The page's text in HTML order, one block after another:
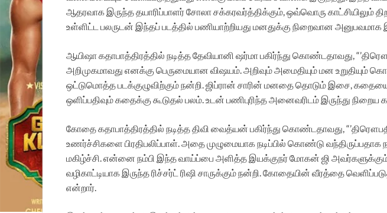
ஆதரவாக இருந்த தயாரிப்பாளர் சோலா சக்கரவர்த்திக்கும், ஒவ்வொரு காட்சியிலும்
உள்ளிட்ட பலருடன் இந்தப் படத்தில் பணியாற்றியது மனதுக்கு நிறைவான அனுபவமாக
ஆயிஷா கதாபாத்திரத்தில் நடித்த தேவியானி ஷர்மா பகிர்ந்து கொண்டதாவது,
அறிமுகமாவது எனக்கு பெருமையான விஷயம். அறிவும் அமைதியும் மன உறுதியும்
ஒட்டுமொத்த படக்குழுவிற்கும் நன்றி. ஜிப்ரான் சாரின் மனதை தொடும் இசை, கதையை
ஒளிப்பதிவும் கதைக்கு கூடுதல் பலம். உடன் பணிபுரிந்த அனைவரிடம் இருந்து
கோதை கதாபாத்திரத்தில் நடித்த திவி வைத்யன் பகிர்ந்து கொண்டதாவது,
உணர்ச்சிகளை பிரதிபலிப்பாள். அதை முழுமையாக நடிப்பில் கொண்டு
மகிழ்ச்சி. என்னை நம்பி இந்த வாய்ப்பை அளித்த இயக்குநர் மோகன் ஜி அவர்களுக்கும்,
வழிகாட்டியாக இருந்த ரிச்சர்ட் ரிஷி சாருக்கும் நன்றி. கோதையின் வீரத்தை
என்றார்.